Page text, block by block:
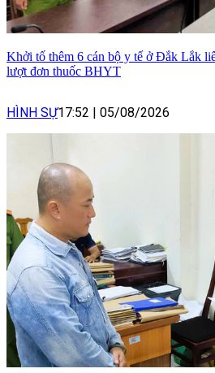
Khởi tố thêm 6 cán bộ y tế ở Đắk Lắk
lượt đơn thuốc BHYT
HÌNH SỰ17:52 05/08/2026